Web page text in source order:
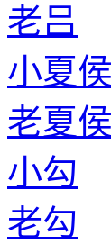
老吕
小夏侯
老夏侯
小勾
老勾